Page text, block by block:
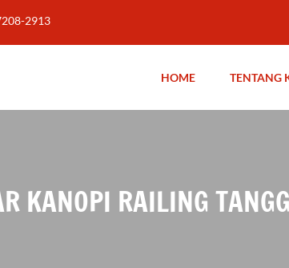
2913
HOME TENTANG
KANOPI RAILING